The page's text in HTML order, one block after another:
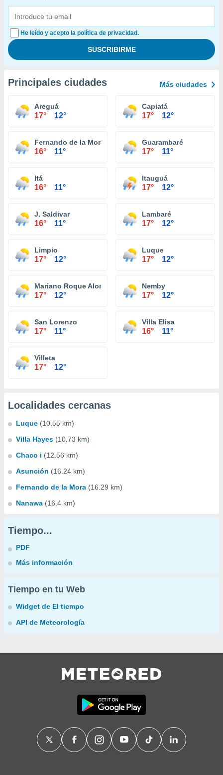
He leído y acepto la política de privacidad.
Principales ciudades Más ciudades
Areguá
17° 12°
Capiatá
17° 12°
Fernando de la Mora
16° 11°
Guarambaré
17° 11°
Itá
16° 11°
Itauguá
17° 12°
J. Saldivar
16° 11°
Lambaré
17° 12°
Limpio
17° 12°
Luque
17° 12°
Mariano Roque Alonso
17° 12°
Nemby
17° 12°
San Lorenzo
17° 11°
Villa Elisa
16° 11°
Villeta
17° 12°
Localidades cercanas
Luque (10.55 km)
Villa Hayes (10.73 km)
Chaco i (12.56 km)
Asunción (16.24 km)
Fernando de la Mora (16.29 km)
Nanawa (16.4 km)
Tiempo...
PDF
Más información
Tiempo en tu Web
Widget de El tiempo
API de Meteorología